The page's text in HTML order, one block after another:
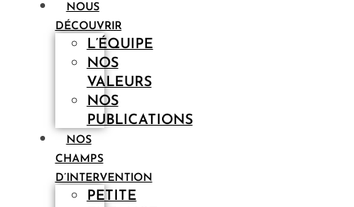
NOUS
DÉCOUVRIR
L’ÉQUIPE
NOS
VALEURS
NOS
PUBLICATIONS
NOS
CHAMPS
D’INTERVENTION
PETITE